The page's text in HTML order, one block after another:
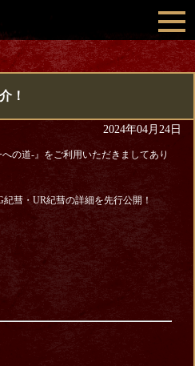
！
2024年04月24日
の道-』をご利用いただきましてあり
彗・UR紀彗の詳細を先行公開！